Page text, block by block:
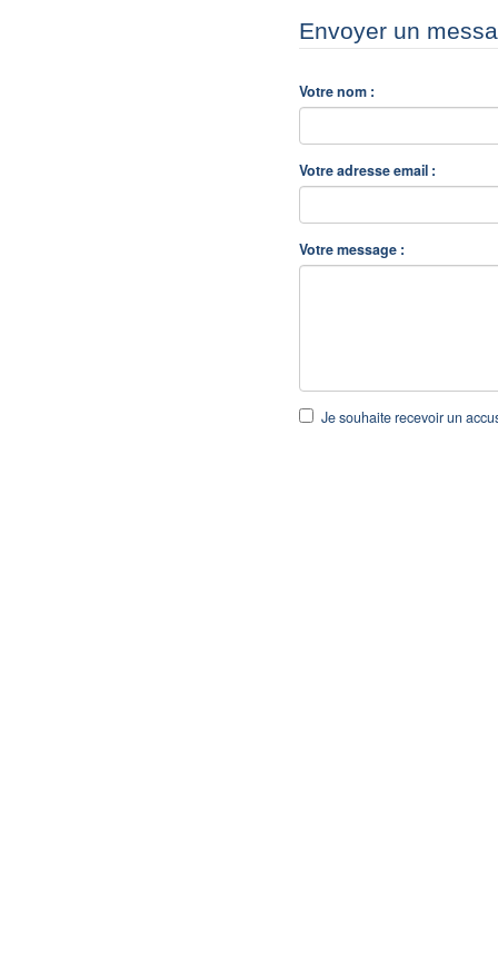
Envoyer un
Votre nom :
Votre adresse email :
Votre message :
Je souhaite recevoir un